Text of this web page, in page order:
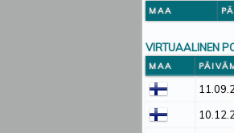
MAA
VIRTUAALINEN
MAA